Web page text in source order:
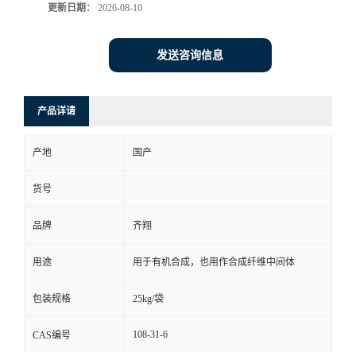
更新日期： 2026-08-10
发送咨询信息
产品详请
产地 国产
货号
品牌 齐翔
用途 用于有机合成，也用作合成纤维中间体
包装规格 25kg/袋
CAS编号 108-31-6